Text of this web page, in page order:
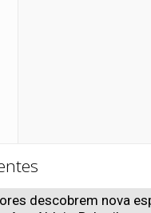
descobrem nova